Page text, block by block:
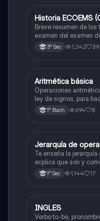
Historia
Historia ECOEMS
Breve resumen de
examen del examen
valle de México
3º Sec 1,242 39
Matemáticas
Aritmética básica
Operaciones
ley de signos, para
admisión a la
1º Bach 694 8
Matemáticas
Jerarquía de
Te enseña la
ecplica que son y
1º Sec 1,144 17
Inglés
INGLES
Verbo to-be,